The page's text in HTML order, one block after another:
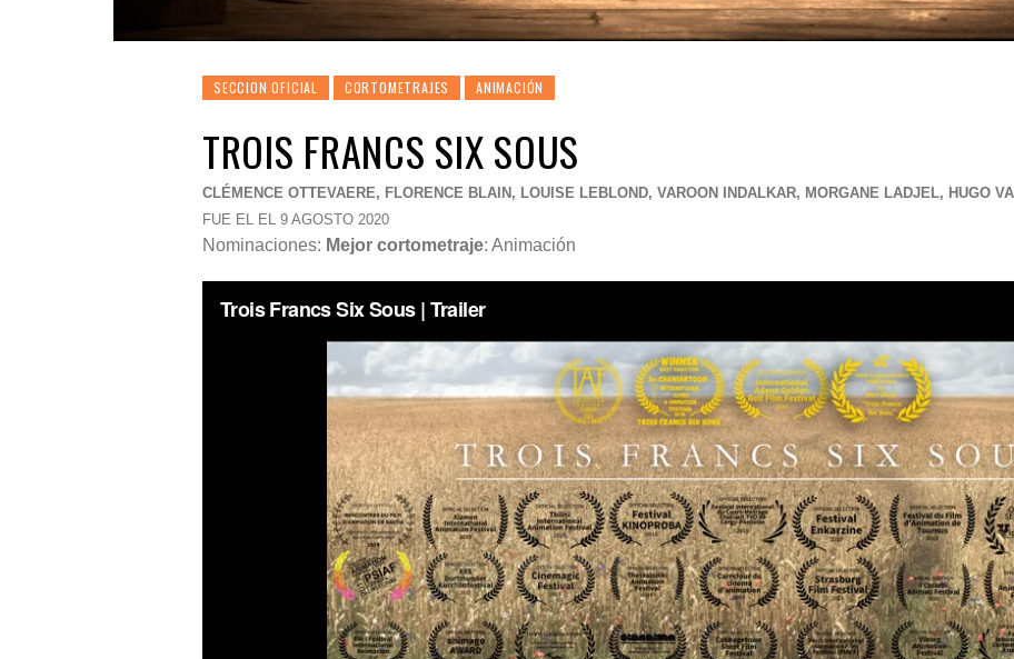
SECCION OFICIAL CORTOMETRAJES ANIMACIÓN
TROIS FRANCS SIX SOUS
CLÉMENCE OTTEVAERE, FLORENCE BLAIN, LOUISE LEBLOND, VAROON INDALKAR, MORGANE LADJEL, HUGO
FUE EL EL 9 AGOSTO 2020
Nominaciones: Mejor cortometraje: Animación